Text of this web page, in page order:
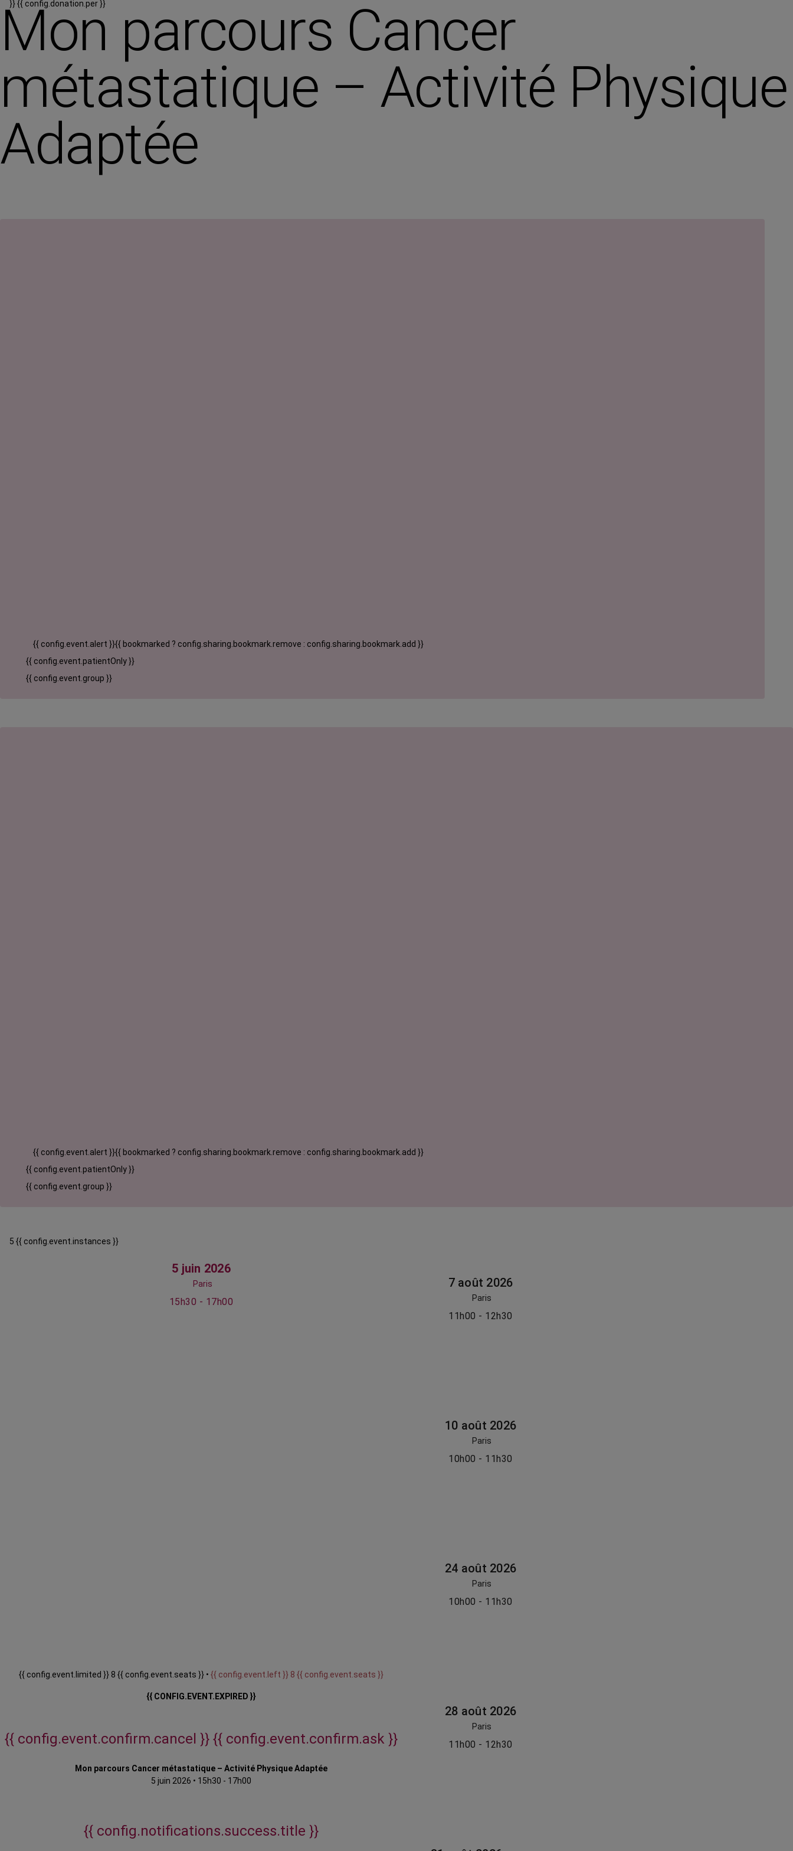
}}{{ config.donation.per }}
Mon parcours Cancer
métastatique – Activité Physique
Adaptée
{{ config.event.alert }}{{ bookmarked ? config.sharing.bookmark.remove : config.sharing.bookmark.add }}
{{ config.event.patientOnly }}
{{ config.event.group }}
{{ config.event.alert }}{{ bookmarked ? config.sharing.bookmark.remove : config.sharing.bookmark.add }}
{{ config.event.patientOnly }}
{{ config.event.group }}
5 {{ config.event.instances }}
5 juin 2026
Paris
15h30 - 17h00
{{ config.event.limited }} 8 {{ config.event.seats }} • {{ config.event.left }} 8 {{ config.event.seats }}
{{ CONFIG.EVENT.EXPIRED }}
{{ config.event.confirm.cancel }} {{ config.event.confirm.ask }}
Mon parcours Cancer métastatique – Activité Physique Adaptée
5 juin 2026 • 15h30 - 17h00
{{ config.notifications.success.title }}
7 août 2026
Paris
11h00 - 12h30
10 août 2026
Paris
10h00 - 11h30
24 août 2026
Paris
10h00 - 11h30
28 août 2026
Paris
11h00 - 12h30